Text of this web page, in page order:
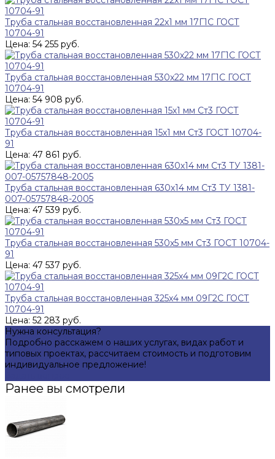
Труба стальная восстановленная 22х1 мм 17Г1С ГОСТ
10704-91
Цена: 54 255 руб.
Труба стальная восстановленная 530х22 мм 17Г1С ГОСТ
10704-91
Цена: 54 908 руб.
Труба стальная восстановленная 15х1 мм Ст3 ГОСТ 10704-
91
Цена: 47 861 руб.
Труба стальная восстановленная 630х14 мм Ст3 ТУ 1381-
007-05757848-2005
Цена: 47 539 руб.
Труба стальная восстановленная 530х5 мм Ст3 ГОСТ 10704-
91
Цена: 47 537 руб.
Труба стальная восстановленная 325х4 мм 09Г2С ГОСТ
10704-91
Цена: 52 283 руб.
Нужна консультация?
Подробно расскажем о наших услугах, видах работ и
типовых проектах, рассчитаем стоимость и подготовим
индивидуальное предложение!
Ранее вы смотрели